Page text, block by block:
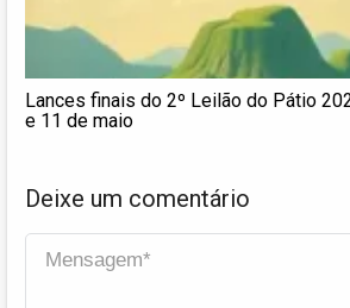
Lances finais do 2º Leilão do Pátio
e 11 de maio
Deixe um comentário